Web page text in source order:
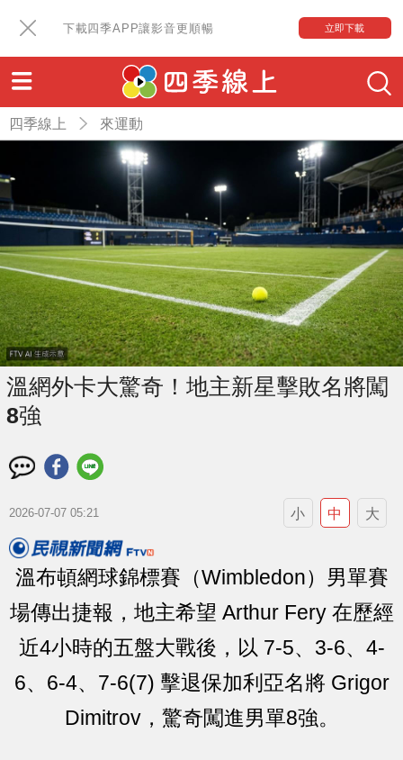
下載四季APP讓影音更順暢 立即下載
四季線上 來運動
溫網外卡大驚奇！地主新星擊敗名將闖
8強
2026-07-07 05:21 小 中 大
溫布頓網球錦標賽（Wimbledon）男單賽
場傳出捷報，地主希望 Arthur Fery 在歷經
近4小時的五盤大戰後，以 7-5、3-6、4-
6、6-4、7-6(7) 擊退保加利亞名將 Grigor
Dimitrov，驚奇闖進男單8強。